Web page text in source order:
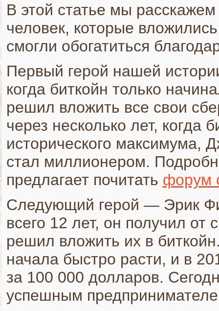
В этой статье мы
человек, которые
смогли обогатиться
Первый герой нашей
когда биткойн только
решил вложить все свои
через несколько лет, когда
исторического максимума,
стал миллионером.
предлагает почитать форум
Следующий герой — Эрик
всего 12 лет, он получил
решил вложить их в
начала быстро расти, и в
за 100 000 долларов.
успешным